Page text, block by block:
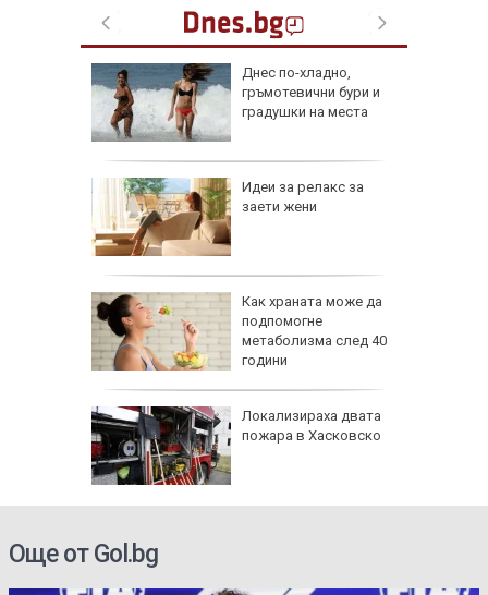
Днес по-хладно,
гръмотевични бури и
градушки на места
Идеи за релакс за
заети жени
Как храната може да
подпомогне
метаболизма след 40
години
Локализираха двата
пожара в Хасковско
Още от Gol.bg